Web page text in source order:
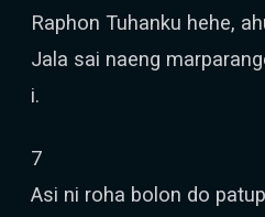
Raphon Tuhanku hehe,
Jala sai naeng
i.
7
Asi ni roha bolon do